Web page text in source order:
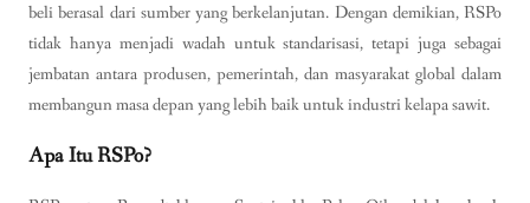
beli berasal dari sumber yang berkelanjutan. Dengan demikian, RSPo
tidak hanya menjadi wadah untuk standarisasi, tetapi juga sebagai
jembatan antara produsen, pemerintah, dan masyarakat global dalam
membangun masa depan yang lebih baik untuk industri kelapa sawit.
Apa Itu RSPo?